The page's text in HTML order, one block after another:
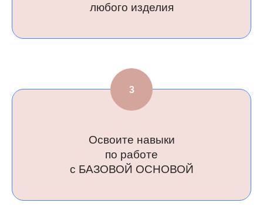
Не
любого изделия
Освоите навыки
по работе
с БАЗОВОЙ ОСНОВОЙ